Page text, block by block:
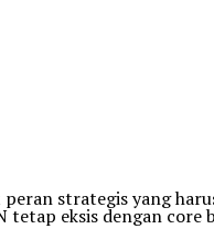
strategis yang
eksis dengan core